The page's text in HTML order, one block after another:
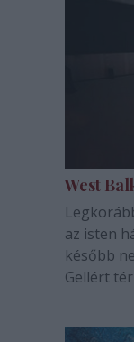
West
az isten
később
Gellért